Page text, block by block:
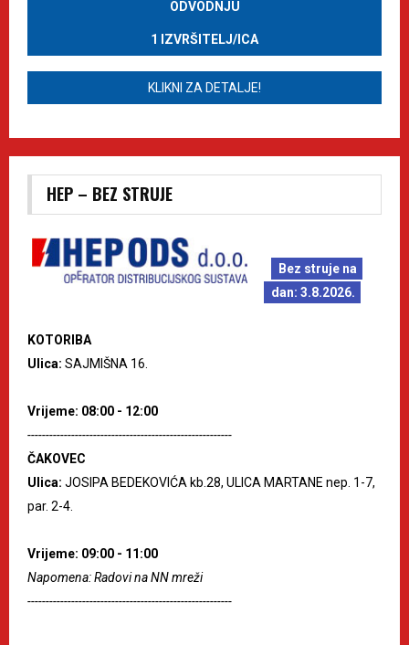
ODVODNJU
1 IZVRŠITELJ/ICA
KLIKNI ZA DETALJE!
HEP – BEZ STRUJE
Bez struje na
dan: 3.8.2026.
KOTORIBA
Ulica: SAJMIŠNA 16.
Vrijeme: 08:00 - 12:00
--------------------------------------------------------
ČAKOVEC
Ulica: JOSIPA BEDEKOVIĆA kb.28, ULICA MARTANE nep. 1-7,
par. 2-4.
Vrijeme: 09:00 - 11:00
Napomena: Radovi na NN mreži
--------------------------------------------------------